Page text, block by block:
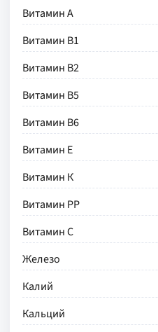
Витамин А
Витамин В1
Витамин В2
Витамин В5
Витамин В6
Витамин Е
Витамин К
Витамин РР
Витамин С
Железо
Калий
Кальций